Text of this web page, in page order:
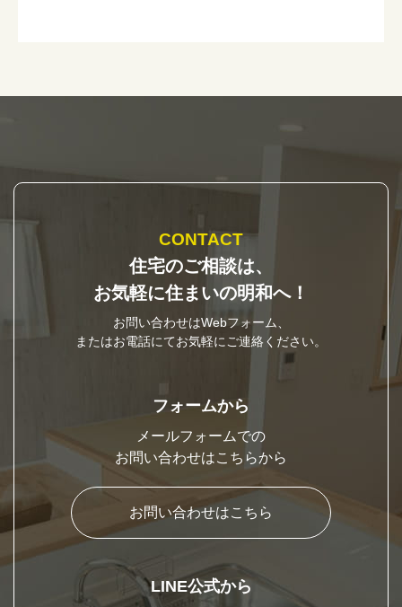
CONTACT
住宅のご相談は、
お気軽に住まいの明和へ！
お問い合わせはWebフォーム、
またはお電話にてお気軽にご連絡ください。
フォームから
メールフォームでの
お問い合わせはこちらから
お問い合わせはこちら
LINE公式から